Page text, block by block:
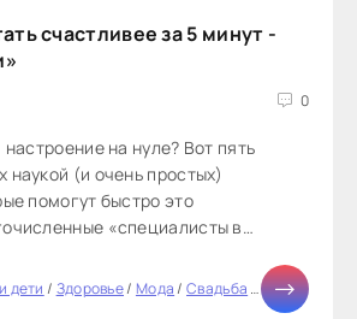
счастливее за 5 минут -
0
на нуле? Вот пять
наукой (и очень простых)
помогут быстро это
«специалисты в
практике. Ну согласитесь, у кого
для долгой медитации,
дети / Здоровье/ Мода/Свадьба Отношения